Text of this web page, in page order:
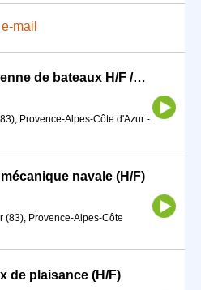
mail
Mécanicien / Mécanicienne de bateaux H/F /NON LOGE
Provence-Alpes-Côte d'Azur -
navale (H/F)
(83), Provence-Alpes-Côte
de plaisance (H/F)